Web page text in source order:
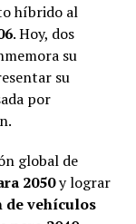
híbrido al
. Hoy, dos
su
su
por
global de
2050y lograr
de vehículos